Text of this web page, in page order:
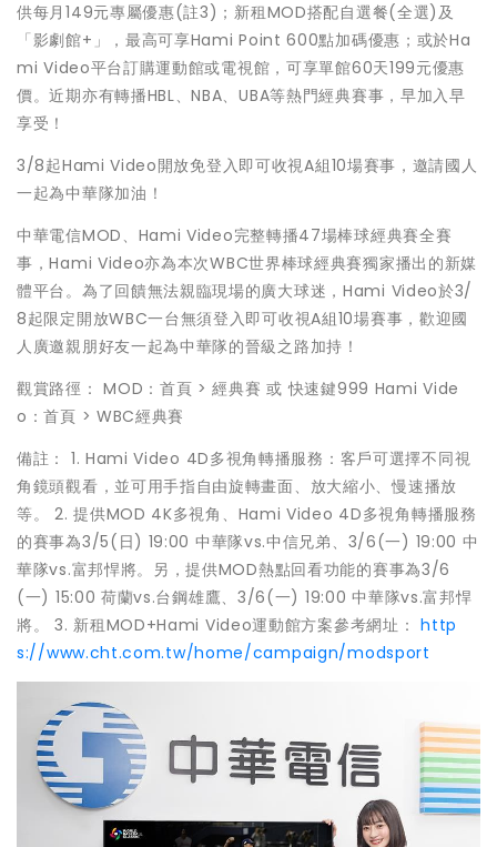
供每月149元專屬優惠(註3)；新租MOD搭配自選餐(全選)及
「影劇館+」，最高可享Hami Point 600點加碼優惠；或於Ha
mi Video平台訂購運動館或電視館，可享單館60天199元優惠
價。近期亦有轉播HBL、NBA、UBA等熱門經典賽事，早加入早
享受！
3/8起Hami Video開放免登入即可收視A組10場賽事，邀請國人
一起為中華隊加油！
中華電信MOD、Hami Video完整轉播47場棒球經典賽全賽
事，Hami Video亦為本次WBC世界棒球經典賽獨家播出的新媒
體平台。為了回饋無法親臨現場的廣大球迷，Hami Video於3/
8起限定開放WBC一台無須登入即可收視A組10場賽事，歡迎國
人廣邀親朋好友一起為中華隊的晉級之路加持！
觀賞路徑： MOD：首頁 > 經典賽 或 快速鍵999 Hami Vide
o：首頁 > WBC經典賽
備註： 1. Hami Video 4D多視角轉播服務：客戶可選擇不同視
角鏡頭觀看，並可用手指自由旋轉畫面、放大縮小、慢速播放
等。 2. 提供MOD 4K多視角、Hami Video 4D多視角轉播服務
的賽事為3/5(日) 19:00 中華隊vs.中信兄弟、3/6(一) 19:00 中
華隊vs.富邦悍將。另，提供MOD熱點回看功能的賽事為3/6
(一) 15:00 荷蘭vs.台鋼雄鷹、3/6(一) 19:00 中華隊vs.富邦悍
將。 3. 新租MOD+Hami Video運動館方案參考網址：http
s://www.cht.com.tw/home/campaign/modsport